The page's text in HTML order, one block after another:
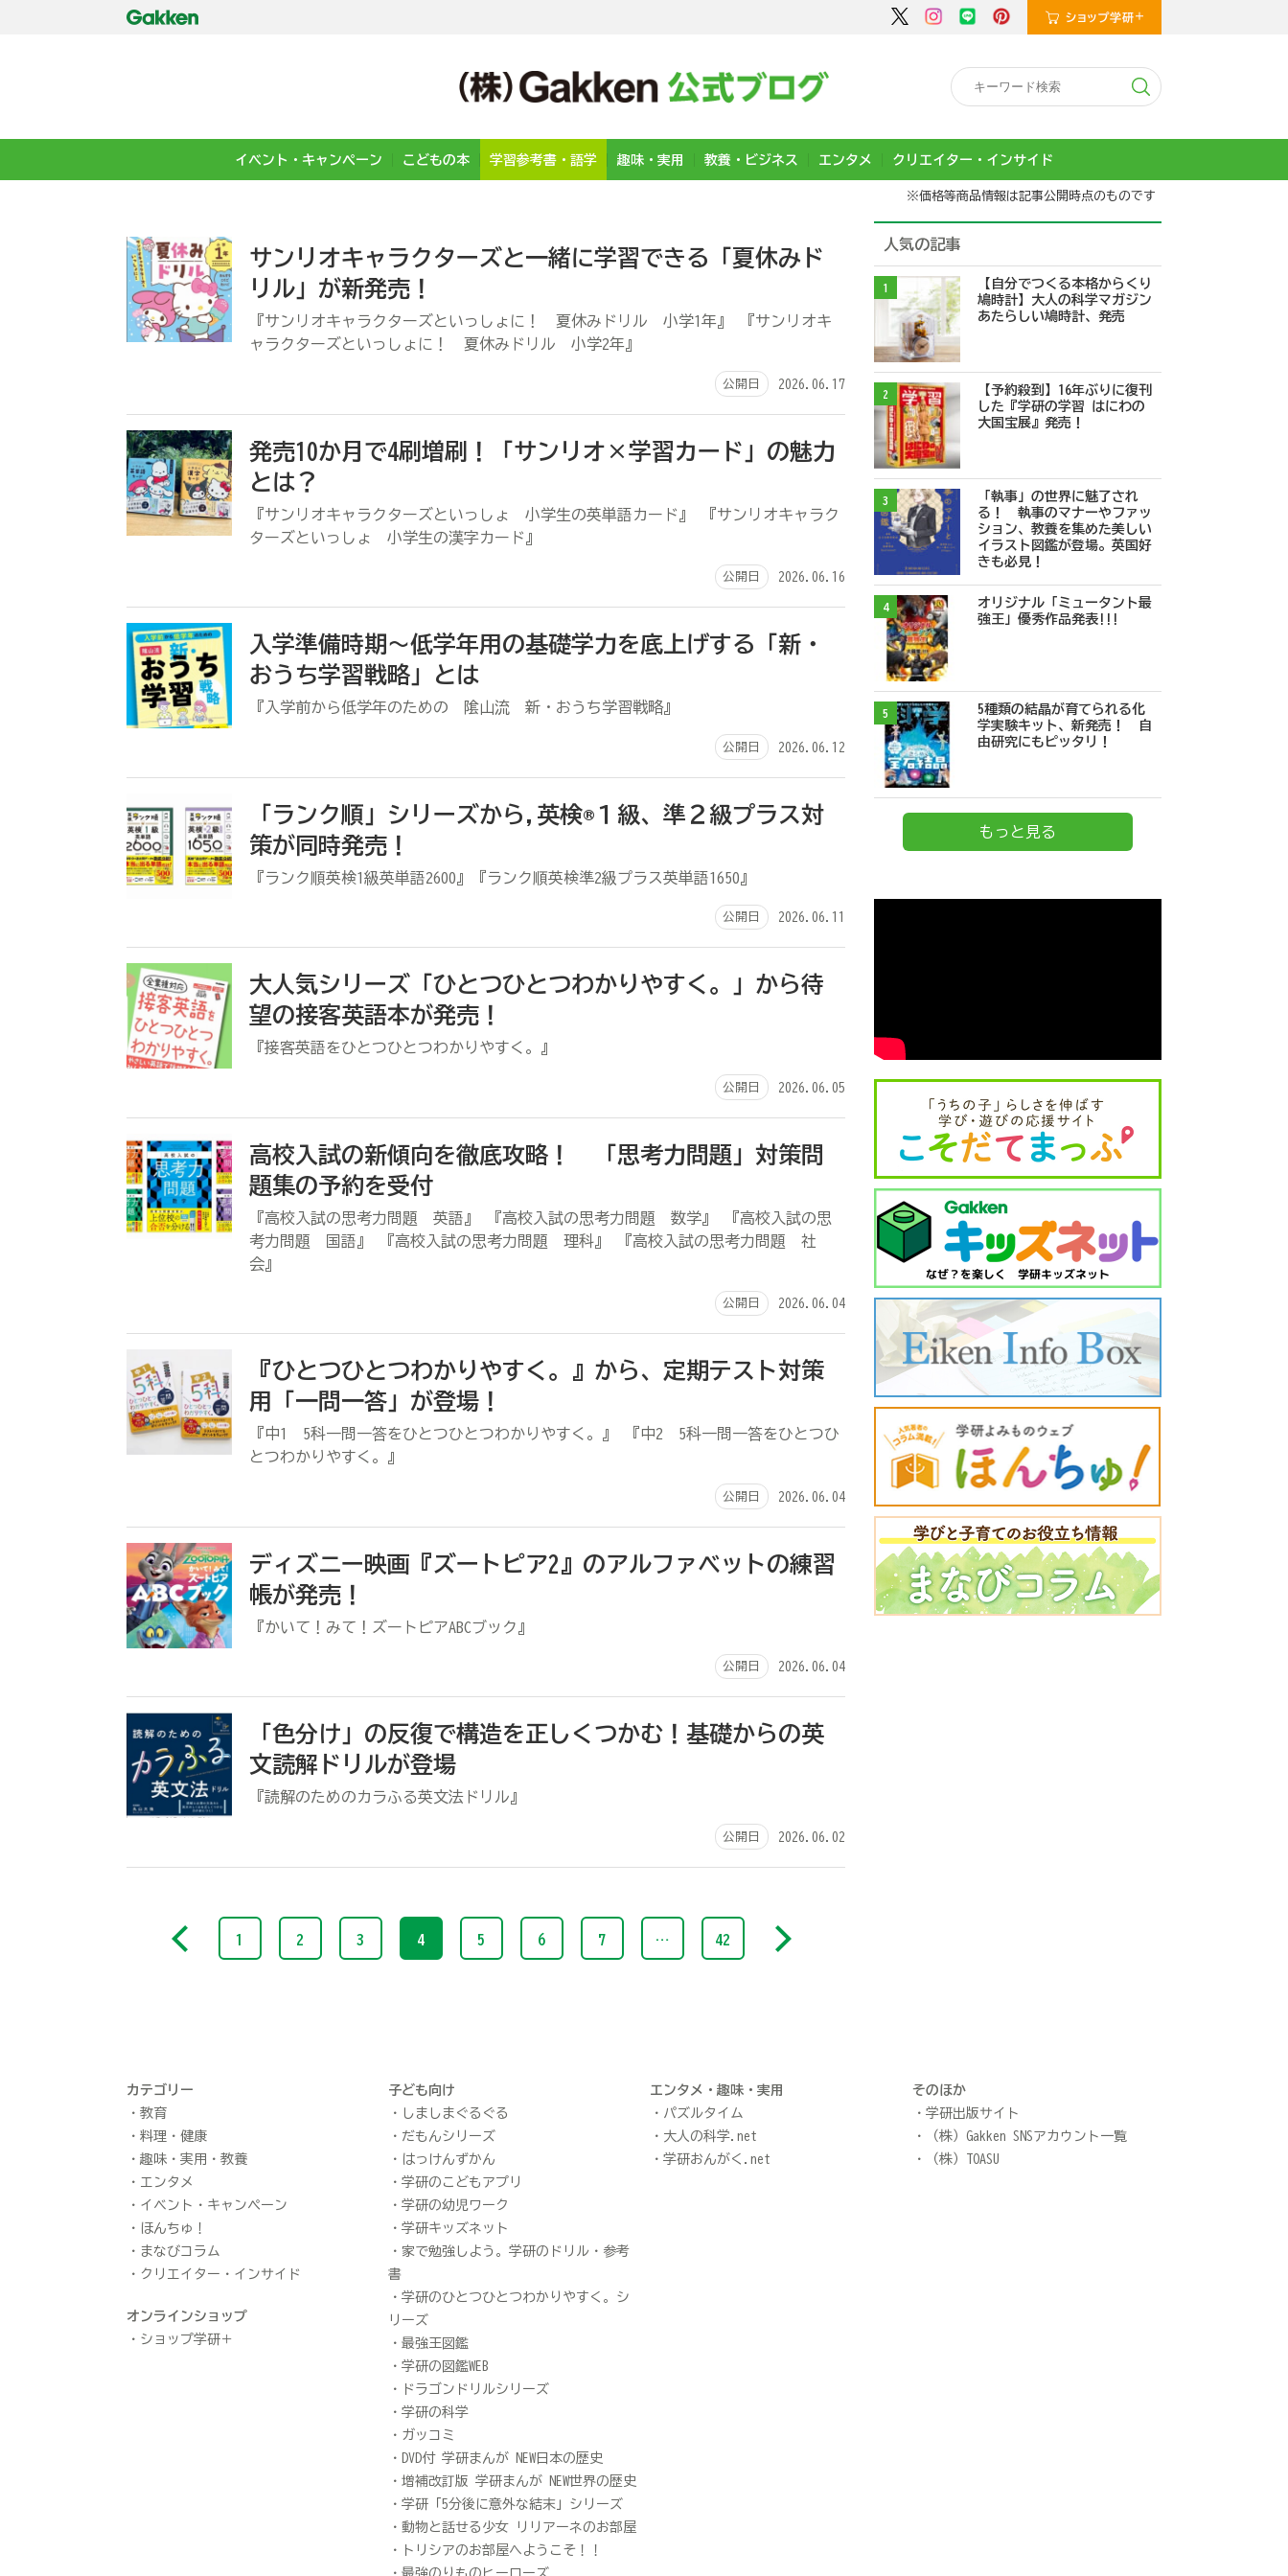
イベント・キャンペーン こどもの本 学習参考書・語学 趣味・実用 教養・ビジネス エンタメ クリエイター・インサイド
※価格等商品情報は記事公開時点のものです
サンリオキャラクターズと一緒に学習できる「夏休みド
リル」が新発売！
『サンリオキャラクターズといっしょに！ 夏休みドリル 小学1年』 『サンリオキ
ャラクターズといっしょに！ 夏休みドリル 小学2年』
公開日 2026.06.17
発売10か月で4刷増刷！「サンリオ×学習カード」の魅力
とは？
『サンリオキャラクターズといっしょ 小学生の英単語カード』 『サンリオキャラク
ターズといっしょ 小学生の漢字カード』
公開日 2026.06.16
入学準備時期～低学年用の基礎学力を底上げする「新・
おうち学習戦略」とは
『入学前から低学年のための 隂山流 新・おうち学習戦略』
公開日 2026.06.12
「ランク順」シリーズから,英検®１級、準２級プラス対
策が同時発売！
『ランク順英検1級英単語2600』『ランク順英検準2級プラス英単語1650』
公開日 2026.06.11
大人気シリーズ「ひとつひとつわかりやすく。」から待
望の接客英語本が発売！
『接客英語をひとつひとつわかりやすく。』
公開日 2026.06.05
高校入試の新傾向を徹底攻略！ 「思考力問題」対策問
題集の予約を受付
『高校入試の思考力問題 英語』 『高校入試の思考力問題 数学』 『高校入試の思
考力問題 国語』 『高校入試の思考力問題 理科』 『高校入試の思考力問題 社
会』
公開日 2026.06.04
『ひとつひとつわかりやすく。』から、定期テスト対策
用「一問一答」が登場！
『中1 5科一問一答をひとつひとつわかりやすく。』 『中2 5科一問一答をひとつひ
とつわかりやすく。』
公開日 2026.06.04
ディズニー映画『ズートピア2』のアルファベットの練習
帳が発売！
『かいて！みて！ズートピアABCブック』
公開日 2026.06.04
「色分け」の反復で構造を正しくつかむ！基礎からの英
文読解ドリルが登場
『読解のためのカラふる英文法ドリル』
公開日 2026.06.02
1 2 3 4 5 6 7 … 42
人気の記事
1
【自分でつくる本格からくり
鳩時計】大人の科学マガジン
あたらしい鳩時計、発売
2
【予約殺到】16年ぶりに復刊
した『学研の学習 はにわの
大国宝展』発売！
3
「執事」の世界に魅了され
る！ 執事のマナーやファッ
ション、教養を集めた美しい
イラスト図鑑が登場。英国好
きも必見！
4
オリジナル「ミュータント最
強王」優秀作品発表!!!
5
5種類の結晶が育てられる化
学実験キット、新発売！ 自
由研究にもピッタリ！
もっと見る
カテゴリー
教育
料理・健康
趣味・実用・教養
エンタメ
イベント・キャンペーン
ほんちゅ！
まなびコラム
クリエイター・インサイド
オンラインショップ
ショップ学研＋
子ども向け
しましまぐるぐる
だもんシリーズ
はっけんずかん
学研のこどもアプリ
学研の幼児ワーク
学研キッズネット
家で勉強しよう。学研のドリル・参考
書
学研のひとつひとつわかりやすく。シ
リーズ
最強王図鑑
学研の図鑑WEB
ドラゴンドリルシリーズ
学研の科学
ガッコミ
DVD付 学研まんが NEW日本の歴史
増補改訂版 学研まんが NEW世界の歴史
学研「5分後に意外な結末」シリーズ
動物と話せる少女 リリアーネのお部屋
トリシアのお部屋へようこそ！！
最強のりものヒーローズ
エンタメ・趣味・実用
パズルタイム
大人の科学.net
学研おんがく.net
そのほか
学研出版サイト
（株）Gakken SNSアカウント一覧
（株）TOASU